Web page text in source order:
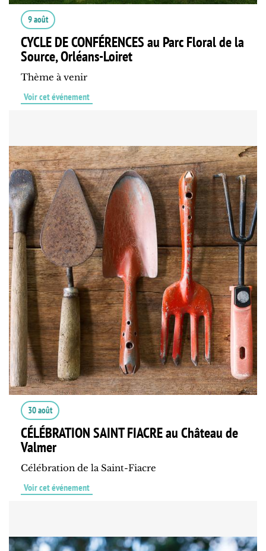
9 août
CYCLE DE CONFÉRENCES au Parc Floral de la
Source, Orléans-Loiret
Thème à venir
Voir cet événement
30 août
CÉLÉBRATION SAINT FIACRE au Château de
Valmer
Célébration de la Saint-Fiacre
Voir cet événement